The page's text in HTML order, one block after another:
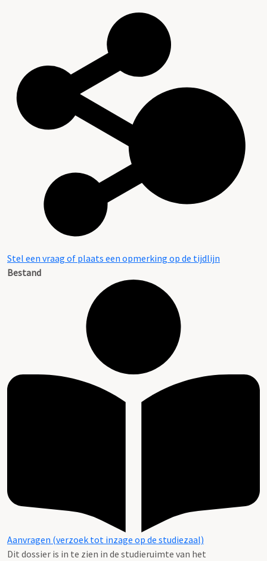
Stel een vraag of plaats een opmerking op de tijdlijn
Bestand
Aanvragen (verzoek tot inzage op de studiezaal)
Dit dossier is in te zien in de studieruimte van het